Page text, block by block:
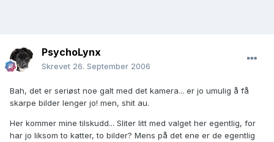
PsychoLynx
Skrevet 26. September 2006
Bah, det er seriøst noe galt med det kamera... er jo umulig å få
skarpe bilder lenger jo! men, shit au.
Her kommer mine tilskudd... Sliter litt med valget her egentlig, for
har jo liksom to katter, to bilder? Mens på det ene er de egentlig